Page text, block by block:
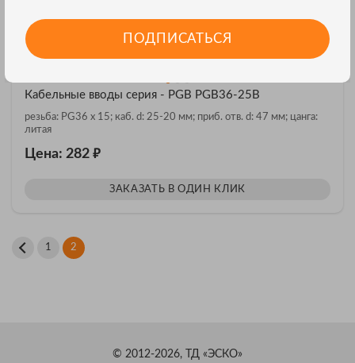
Кабельные вводы серия - PGB PGB36-25B
резьба: PG36 x 15; каб. d: 25-20 мм; приб. отв. d: 47 мм; цанга:
литая
Цена: 282 ₽
ЗАКАЗАТЬ В ОДИН КЛИК
1 2
© 2012-2026, ТД «ЭСКО»
ПОДПИСАТЬСЯ